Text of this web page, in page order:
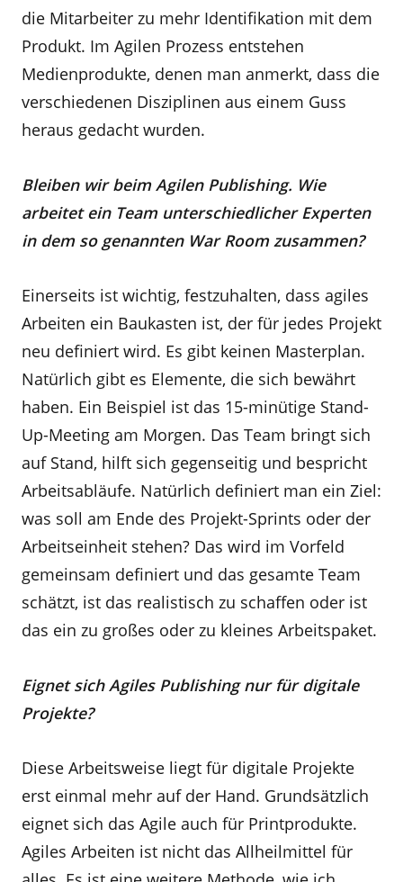
die Mitarbeiter zu mehr Identifikation mit dem
Produkt. Im Agilen Prozess entstehen
Medienprodukte, denen man anmerkt, dass die
verschiedenen Disziplinen aus einem Guss
heraus gedacht wurden.
Bleiben wir beim Agilen Publishing. Wie
arbeitet ein Team unterschiedlicher Experten
in dem so genannten War Room zusammen?
Einerseits ist wichtig, festzuhalten, dass agiles
Arbeiten ein Baukasten ist, der für jedes Projekt
neu definiert wird. Es gibt keinen Masterplan.
Natürlich gibt es Elemente, die sich bewährt
haben. Ein Beispiel ist das 15-minütige Stand-
Up-Meeting am Morgen. Das Team bringt sich
auf Stand, hilft sich gegenseitig und bespricht
Arbeitsabläufe. Natürlich definiert man ein Ziel:
was soll am Ende des Projekt-Sprints oder der
Arbeitseinheit stehen? Das wird im Vorfeld
gemeinsam definiert und das gesamte Team
schätzt, ist das realistisch zu schaffen oder ist
das ein zu großes oder zu kleines Arbeitspaket.
Eignet sich Agiles Publishing nur für digitale
Projekte?
Diese Arbeitsweise liegt für digitale Projekte
erst einmal mehr auf der Hand. Grundsätzlich
eignet sich das Agile auch für Printprodukte.
Agiles Arbeiten ist nicht das Allheilmittel für